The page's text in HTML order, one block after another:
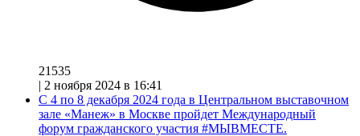
21535
| 2 ноября 2024 в 16:41
С 4 по 8 декабря 2024 года в Центральном выставочном
зале «Манеж» в Москве пройдет Международный
форум гражданского участия #МЫВМЕСТЕ.